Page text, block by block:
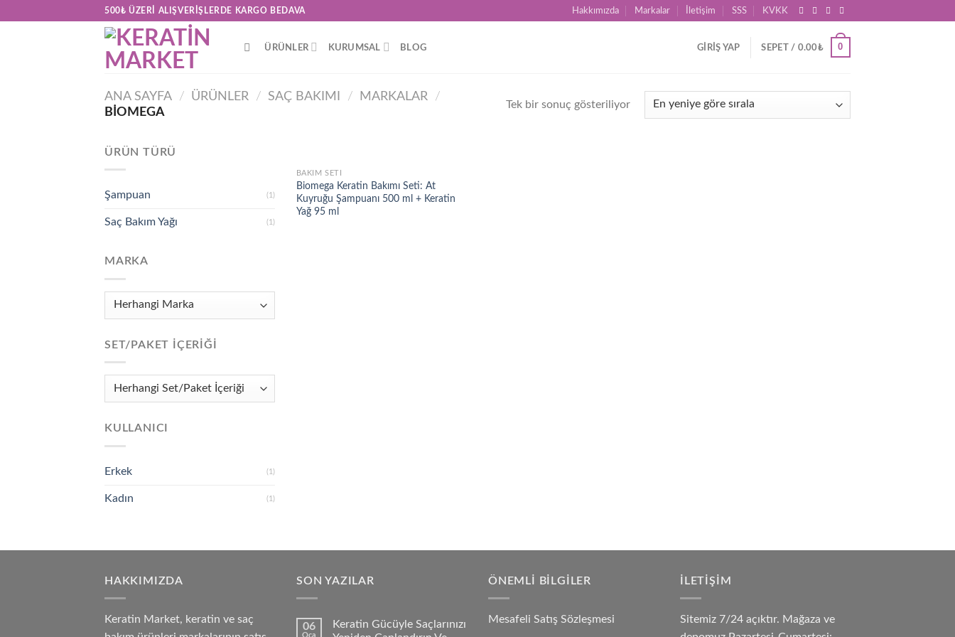
500₺ ÜZERI ALIŞVERIŞLERDE KARGO BEDAVA Hakkımızda Markalar İletişim SSS KVKK
ÜRÜNLER KURUMSAL BLOG GIRIŞ YAP SEPET / 0.00₺ 0
ANA SAYFA / ÜRÜNLER / SAÇ BAKIMI / MARKALAR /
BIOMEGA
Tek bir sonuç gösteriliyor
ÜRÜN TÜRÜ
Şampuan (1)
Saç Bakım Yağı (1)
MARKA
SET/PAKET İÇERIĞI
KULLANICI
Erkek (1)
Kadın (1)
Add to
wishlist
BAKIM SETI
Biomega Keratin Bakımı Seti: At
Kuyruğu Şampuanı 500 ml + Keratin
Yağ 95 ml
HAKKIMIZDA
Keratin Market, keratin ve saç
SON YAZILAR
06
Keratin Gücüyle Saçlarınızı
ÖNEMLI BILGILER
Mesafeli Satış Sözleşmesi
İLETIŞIM
Sitemiz 7/24 açıktır. Mağaza ve